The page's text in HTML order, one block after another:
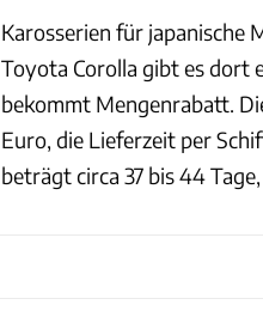
Karosserien für japanische
Toyota Corolla gibt es dort
bekommt Mengenrabatt.
Euro, die Lieferzeit per
beträgt circa 37 bis 44